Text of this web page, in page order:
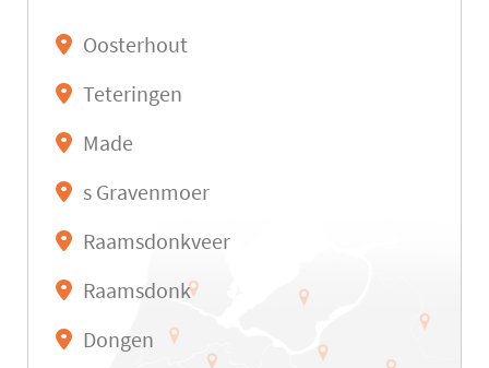
Oosterhout
Teteringen
Made
s Gravenmoer
Raamsdonkveer
Raamsdonk
Dongen